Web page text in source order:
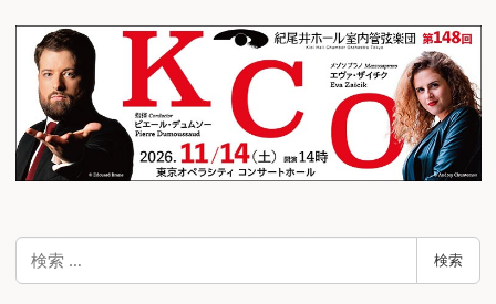
検
検索